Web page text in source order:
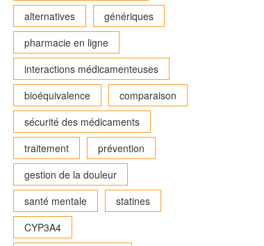
alternatives
génériques
pharmacie en ligne
interactions médicamenteuses
bioéquivalence
comparaison
sécurité des médicaments
traitement
prévention
gestion de la douleur
santé mentale
statines
CYP3A4